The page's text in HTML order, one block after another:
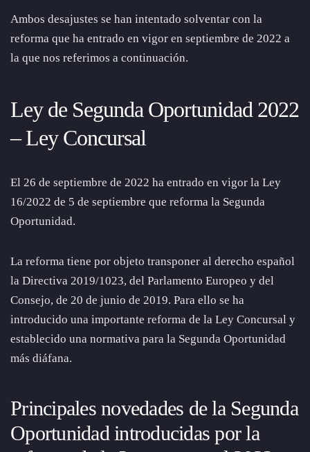
Ambos desajustes se han intentado solventar con la
reforma que ha entrado en vigor en septiembre de 2022 a
la que nos referimos a continuación.
Ley de Segunda Oportunidad 2022
– Ley Concursal
El 26 de septiembre de 2022 ha entrado en vigor la Ley
16/2022 de 5 de septiembre que reforma la Segunda
Oportunidad.
La reforma tiene por objeto transponer al derecho español
la Directiva 2019/1023, del Parlamento Europeo y del
Consejo, de 20 de junio de 2019. Para ello se ha
introducido una importante reforma de la Ley Concursal y
establecido una normativa para la Segunda Oportunidad
más diáfana.
Principales novedades de la Segunda
Oportunidad introducidas por la